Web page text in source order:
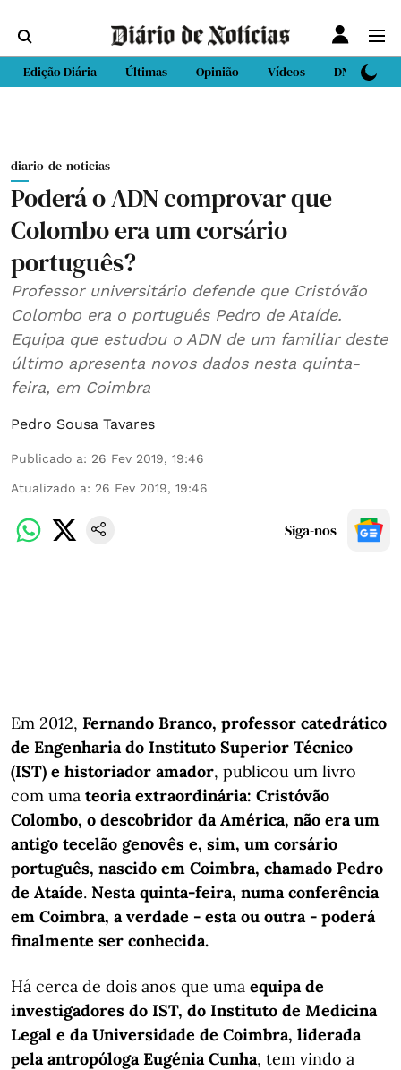
Edição Diária Últimas Opinião Vídeos DN Sport
diario-de-noticias
Poderá o ADN comprovar que
Colombo era um corsário
português?
Professor universitário defende que Cristóvão
Colombo era o português Pedro de Ataíde.
Equipa que estudou o ADN de um familiar deste
último apresenta novos dados nesta quinta-
feira, em Coimbra
Pedro Sousa Tavares
Publicado a: 26 Fev 2019, 19:46
Atualizado a: 26 Fev 2019, 19:46
Siga-nos
Em 2012, Fernando Branco, professor catedrático
de Engenharia do Instituto Superior Técnico
(IST) e historiador amador, publicou um livro
com uma teoria extraordinária: Cristóvão
Colombo, o descobridor da América, não era um
antigo tecelão genovês e, sim, um corsário
português, nascido em Coimbra, chamado Pedro
de Ataíde. Nesta quinta-feira, numa conferência
em Coimbra, a verdade - esta ou outra - poderá
finalmente ser conhecida.
Há cerca de dois anos que uma equipa de
investigadores do IST, do Instituto de Medicina
Legal e da Universidade de Coimbra, liderada
pela antropóloga Eugénia Cunha, tem vindo a